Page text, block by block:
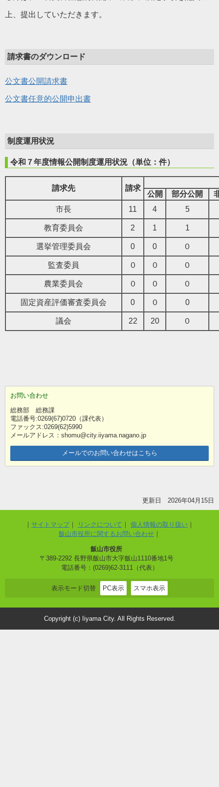
上、提出していただきます。
請求書のダウンロード
公文書公開請求書
公文書任意的公開申出書
制度運用状況
令和７年度情報公開制度運用状況（単位：件）
請求先 請求
公開 部分公開
市長
11 4 5
教育委員会 2 1 1
選挙管理委員会 0 0 ０
監査委員 ０ ０ ０
農業委員会 ０ ０ ０
固定資産評価審査委員会 0 ０ 0
議会 22 20 ０
お問い合わせ
総務部 総務課
電話番号:0269(67)0720（課代表）
ファックス:0269(62)5990
メールアドレス：shomu@city.iiyama.nagano.jp
メールでのお問い合わせはこちら
更新日 2026年04月15日
サイトマップ リンクについて
個人情報の取り扱い
飯山市役所に関するお問い合わせ
飯山市役所
〒389-2292 長野県飯山市大字飯山1110番地1号
電話番号：(0269)62-3111（代表）
表示モード切替 PC表示 スマホ表示
Copyright (c) Iiyama City. All Rights Reserved.